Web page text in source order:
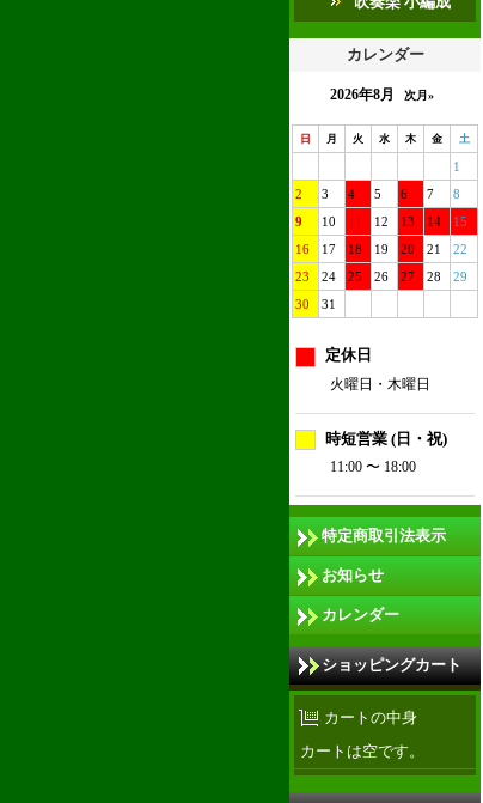
カレンダー
2026年8月 次月»
日 月 火 水 木 金 土
1
2
3 4 5 6 7
8
9
10 11 12 13 14
15
16
17 18 19 20 21
22
23
24 25 26 27 28
29
30
31
定休日
火曜日・木曜日
時短営業 (日・祝)
11:00 〜 18:00
特定商取引法表示
お知らせ
カレンダー
ショッピングカート
カートの中身
カートは空です。